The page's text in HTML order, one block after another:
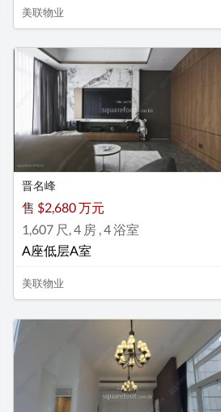
美联物业
晋名峰
售 $2,680 万元
1,607 尺, 4 房 , 4 浴室
A座低层A室
美联物业